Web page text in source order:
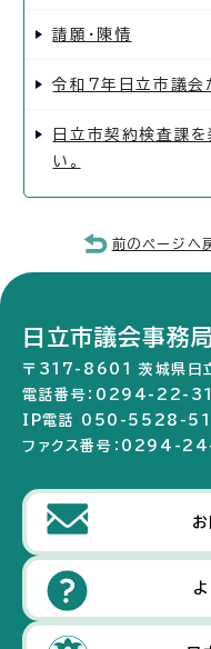
請願・陳情
令和7年日立市議会
日立市契約検査課を
い。
前のページへ
日立市議会事務局
〒317-8601 茨城県日
電話番号：0294-22-
IP電話 050-5528-
ファクス番号：0294-